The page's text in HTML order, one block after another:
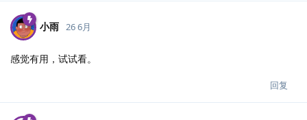
小雨 26 6月
感觉有用，试试看。
回复